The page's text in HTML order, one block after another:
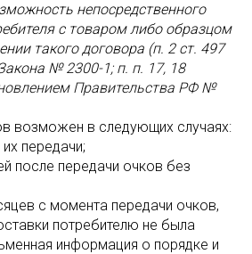
непосредственного
с товаром либо образцом
такого договора (п. 2 ст. 497
№ 2300-1;п. п. 17, 18
Правительства РФ №
возможен в следующих случаях:
передачи;
после передачи очков без
с момента передачи очков,
потребителю не была
информация о порядке и